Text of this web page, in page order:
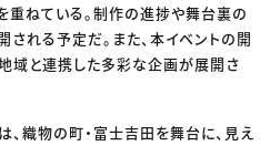
重ねている。制作の進捗や舞台裏の
れる予定だ。また、本イベントの開
域と連携した多彩な企画が展開さ
織物の町・富士吉田を舞台に、見え